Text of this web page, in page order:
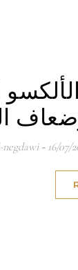
16/07/
- By